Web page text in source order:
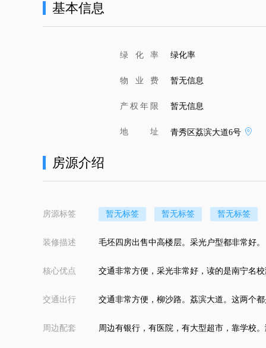
基本信息
绿 化 率 绿化率
物业费 暂无信息
产权年限 暂无信息
地址 青秀区荔滨大道6号
房源介绍
房源标签 暂无标签 暂无标签 暂无标签
装修描述 毛坯四房出售中高楼层。采光户型都非常好。
核心优点 交通非常方便，采光非常好，读的是南宁名
交通出行 交通非常方便，柳沙路。荔滨大道。这两个
周边配套 周边有银行，有医院，有大型超市，靠学校